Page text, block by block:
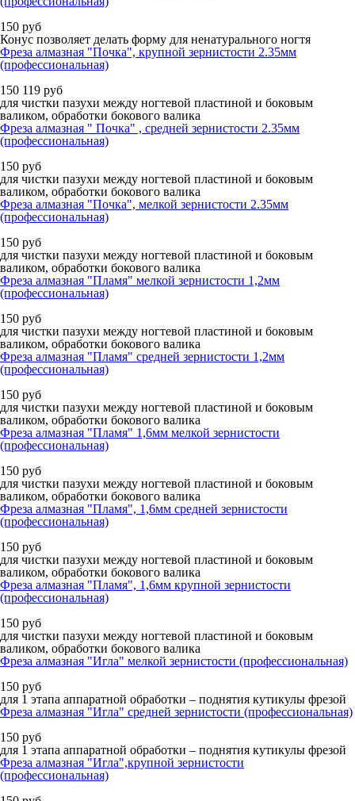
150 руб
Конус позволяет делать форму для ненатурального ногтя
Фреза алмазная "Почка", крупной зернистости 2.35мм
(профессиональная)
150 119 руб
для чистки пазухи между ногтевой пластиной и боковым
валиком, обработки бокового валика
Фреза алмазная " Почка" , средней зернистости 2.35мм
(профессиональная)
150 руб
для чистки пазухи между ногтевой пластиной и боковым
валиком, обработки бокового валика
Фреза алмазная "Почка", мелкой зернистости 2.35мм
(профессиональная)
150 руб
для чистки пазухи между ногтевой пластиной и боковым
валиком, обработки бокового валика
Фреза алмазная "Пламя" мелкой зернистости 1,2мм
(профессиональная)
150 руб
для чистки пазухи между ногтевой пластиной и боковым
валиком, обработки бокового валика
Фреза алмазная "Пламя" средней зернистости 1,2мм
(профессиональная)
150 руб
для чистки пазухи между ногтевой пластиной и боковым
валиком, обработки бокового валика
Фреза алмазная "Пламя" 1,6мм мелкой зернистости
(профессиональная)
150 руб
для чистки пазухи между ногтевой пластиной и боковым
валиком, обработки бокового валика
Фреза алмазная "Пламя", 1,6мм средней зернистости
(профессиональная)
150 руб
для чистки пазухи между ногтевой пластиной и боковым
валиком, обработки бокового валика
Фреза алмазная "Пламя", 1,6мм крупной зернистости
(профессиональная)
150 руб
для чистки пазухи между ногтевой пластиной и боковым
валиком, обработки бокового валика
Фреза алмазная "Игла" мелкой зернистости (профессиональная)
150 руб
для 1 этапа аппаратной обработки – поднятия кутикулы фрезой
Фреза алмазная "Игла" средней зернистости (профессиональная)
150 руб
для 1 этапа аппаратной обработки – поднятия кутикулы фрезой
Фреза алмазная "Игла",крупной зернистости
(профессиональная)